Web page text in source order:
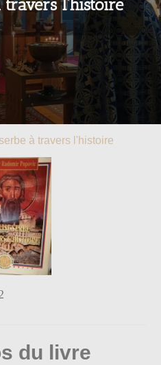
travers l’histoire
à travers l'histoire
du livre